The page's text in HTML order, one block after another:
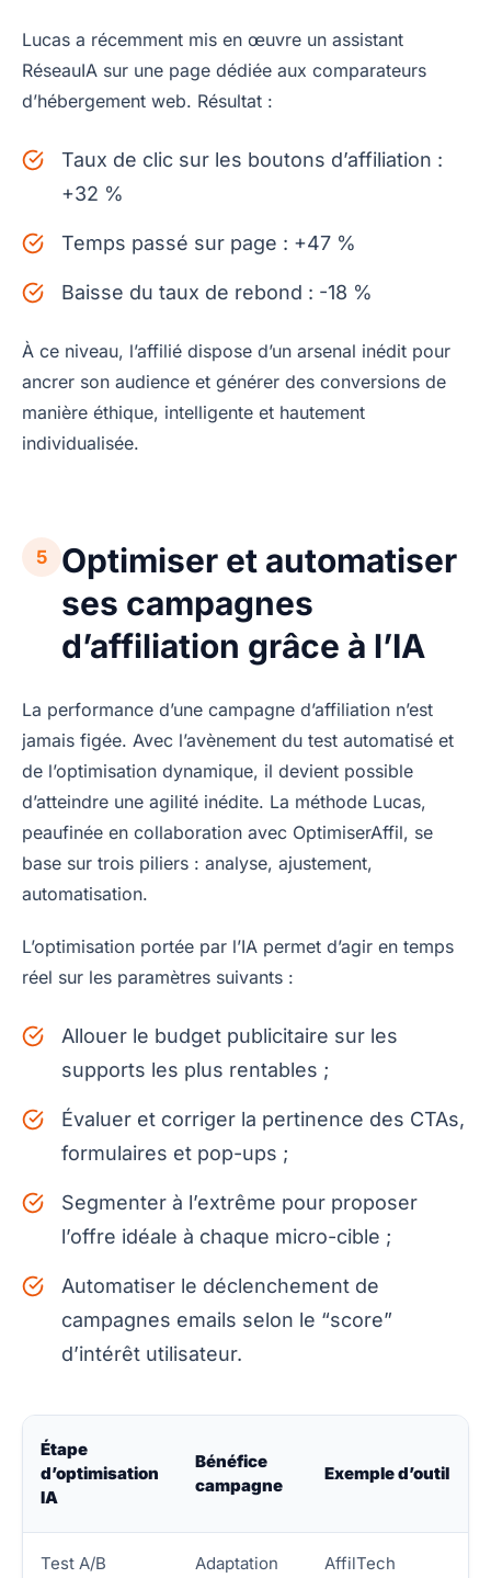
Lucas a récemment mis en œuvre un assistant
RéseauIA sur une page dédiée aux comparateurs
d’hébergement web. Résultat :
Taux de clic sur les boutons d’affiliation :
+32 %
Temps passé sur page : +47 %
Baisse du taux de rebond : -18 %
À ce niveau, l’affilié dispose d’un arsenal inédit pour
ancrer son audience et générer des conversions de
manière éthique, intelligente et hautement
individualisée.
5
Optimiser et automatiser
ses campagnes
d’affiliation grâce à l’IA
La performance d’une campagne d’affiliation n’est
jamais figée. Avec l’avènement du test automatisé et
de l’optimisation dynamique, il devient possible
d’atteindre une agilité inédite. La méthode Lucas,
peaufinée en collaboration avec OptimiserAffil, se
base sur trois piliers : analyse, ajustement,
automatisation.
L’optimisation portée par l’IA permet d’agir en temps
réel sur les paramètres suivants :
Allouer le budget publicitaire sur les
supports les plus rentables ;
Évaluer et corriger la pertinence des CTAs,
formulaires et pop-ups ;
Segmenter à l’extrême pour proposer
l’offre idéale à chaque micro-cible ;
Automatiser le déclenchement de
campagnes emails selon le “score”
d’intérêt utilisateur.
Étape
d’optimisation
IA
Bénéfice
campagne
Exemple d’outil
Test A/B
Adaptation
AffilTech